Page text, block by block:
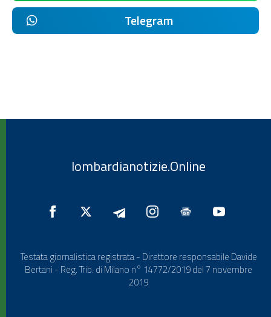
Telegram
lombardianotizie.Online
Testata giornalistica registrata - Direttore responsabile Davide
Bertani - Reg. Trib. di Milano n° 14772/2019 del 7 novembre
2019